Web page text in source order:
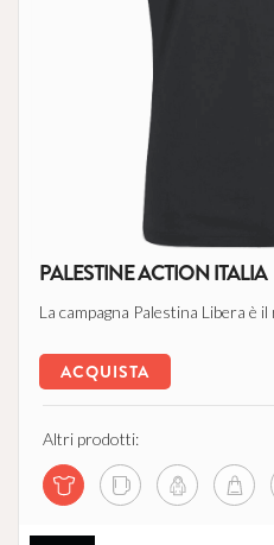
PALESTINE ACTION ITALIA
La campagna Palestina Libera è
ACQUISTA
Altri prodotti: